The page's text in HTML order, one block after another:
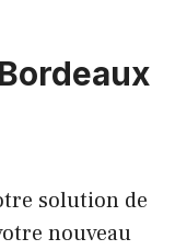
solution de
nouveau